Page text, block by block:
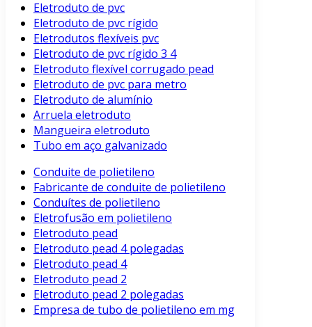
Eletroduto de pvc
Eletroduto de pvc rígido
Eletrodutos flexíveis pvc
Eletroduto de pvc rígido 3 4
Eletroduto flexível corrugado pead
Eletroduto de pvc para metro
Eletroduto de alumínio
Arruela eletroduto
Mangueira eletroduto
Tubo em aço galvanizado
Conduite de polietileno
Fabricante de conduite de polietileno
Conduítes de polietileno
Eletrofusão em polietileno
Eletroduto pead
Eletroduto pead 4 polegadas
Eletroduto pead 4
Eletroduto pead 2
Eletroduto pead 2 polegadas
Empresa de tubo de polietileno em mg